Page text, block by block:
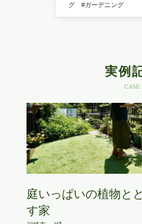
グ
#ガーデニング
実例
CASE
庭いっぱいの植物と
す家